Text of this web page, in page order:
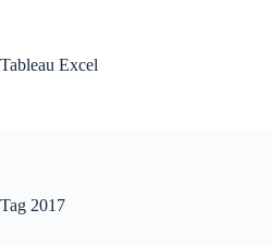
Tableau Excel
Tag 2017